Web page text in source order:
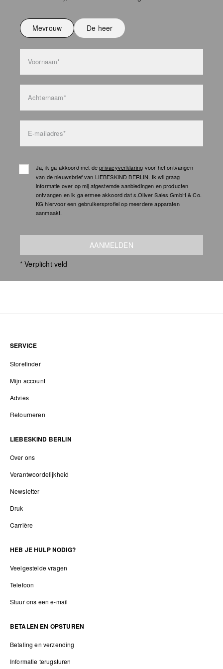
Mevrouw De heer
Voornaam*
Achternaam*
E-mailadres*
Ja, ik ga akkoord met deprivacyverklaring voor het ontvangen
van de nieuwsbrief van LIEBESKIND BERLIN. Ik wil graag
informatie over op mij afgestemde aanbiedingen en producten
ontvangen en ik ga ermee akkoord dat s.Oliver Sales GmbH & Co.
KG hiervoor een gebruikersprofiel op meerdere apparaten
aanmaakt.
AANMELDEN
* Verplicht veld
SERVICE
Storefinder
Mijn account
Advies
Retourneren
LIEBESKIND BERLIN
Over ons
Verantwoordelijkheid
Newsletter
Druk
Carrière
HEB JE HULP NODIG?
Veelgestelde vragen
Telefoon
Stuur ons een e-mail
BETALEN EN OPSTUREN
Betaling en verzending
Informatie terugsturen